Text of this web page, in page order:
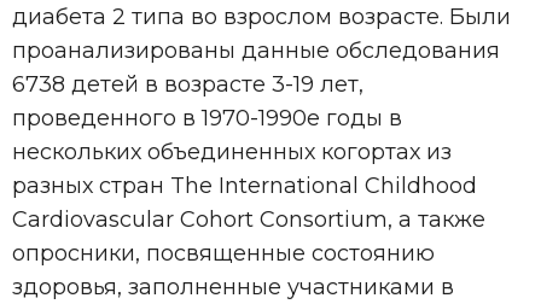
диабета 2 типа во взрослом возрасте. Были
проанализированы данные обследования
6738 детей в возрасте 3-19 лет,
проведенного в 1970-1990е годы в
нескольких объединенных когортах из
разных стран The International Childhood
Cardiovascular Cohort Consortium, а также
опросники, посвященные состоянию
здоровья, заполненные участниками в